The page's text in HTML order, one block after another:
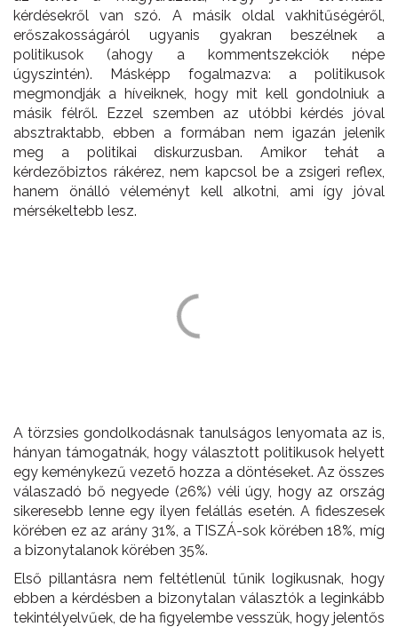
kérdésekről van szó. A másik oldal vakhitűségéről,
erőszakosságáról ugyanis gyakran beszélnek a
politikusok (ahogy a kommentszekciók népe
úgyszintén). Másképp fogalmazva: a politikusok
megmondják a híveiknek, hogy mit kell gondolniuk a
másik félről. Ezzel szemben az utóbbi kérdés jóval
absztraktabb, ebben a formában nem igazán jelenik
meg a politikai diskurzusban. Amikor tehát a
kérdezőbiztos rákérez, nem kapcsol be a zsigeri reflex,
hanem önálló véleményt kell alkotni, ami így jóval
mérsékeltebb lesz.
A törzsies gondolkodásnak tanulságos lenyomata az is,
hányan támogatnák, hogy választott politikusok helyett
egy keménykezű vezető hozza a döntéseket. Az összes
válaszadó bő negyede (26%) véli úgy, hogy az ország
sikeresebb lenne egy ilyen felállás esetén. A fideszesek
körében ez az arány 31%, a TISZÁ-sok körében 18%, míg
a bizonytalanok körében 35%.
Első pillantásra nem feltétlenül tűnik logikusnak, hogy
ebben a kérdésben a bizonytalan választók a leginkább
tekintélyelvűek, de ha figyelembe vesszük, hogy jelentős